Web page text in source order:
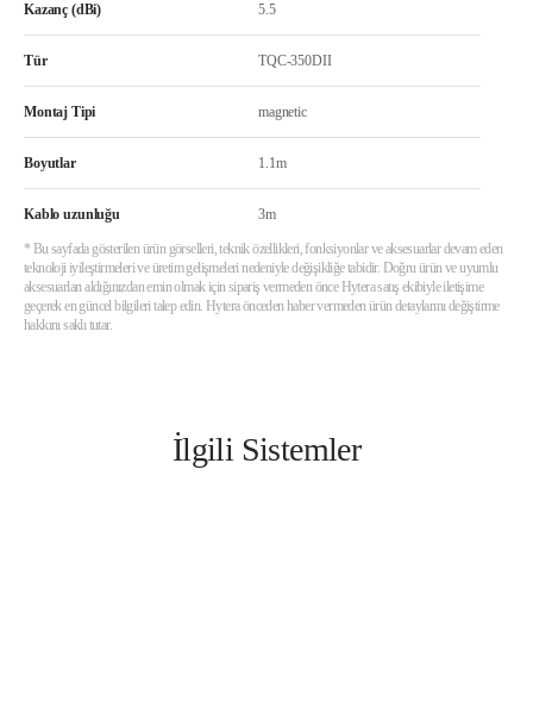
Kazanç (dBi) 5.5
Tür TQC-350DII
Montaj Tipi magnetic
Boyutlar 1.1m
Kablo uzunluğu 3m
* Bu sayfada gösterilen ürün görselleri, teknik özellikleri, fonksiyonlar ve aksesuarlar devam eden
teknoloji iyileştirmeleri ve üretim gelişmeleri nedeniyle değişikliğe tabidir. Doğru ürün ve uyumlu
aksesuarları aldığınızdan emin olmak için sipariş vermeden önce Hytera satış ekibiyle iletişime
geçerek en güncel bilgileri talep edin. Hytera önceden haber vermeden ürün detaylarını değiştirme
hakkını saklı tutar.
İlgili Sistemler